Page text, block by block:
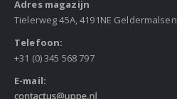
Adres magazijn
Tielerweg 45A, 4191NE Geldermalsen
Telefoon:
+31 (0) 345 568 797
E-mail: